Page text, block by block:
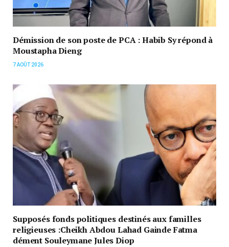
Démission de son poste de PCA : Habib Sy répond à
Moustapha Dieng
7 AOÛT 2026
Supposés fonds politiques destinés aux familles
religieuses :Cheikh Abdou Lahad Gainde Fatma
dément Souleymane Jules Diop